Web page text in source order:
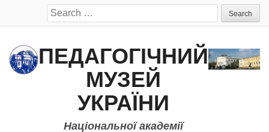
Search
for:
ПЕДАГОГІЧНИЙ
МУЗЕЙ
УКРАЇНИ
Національної академії